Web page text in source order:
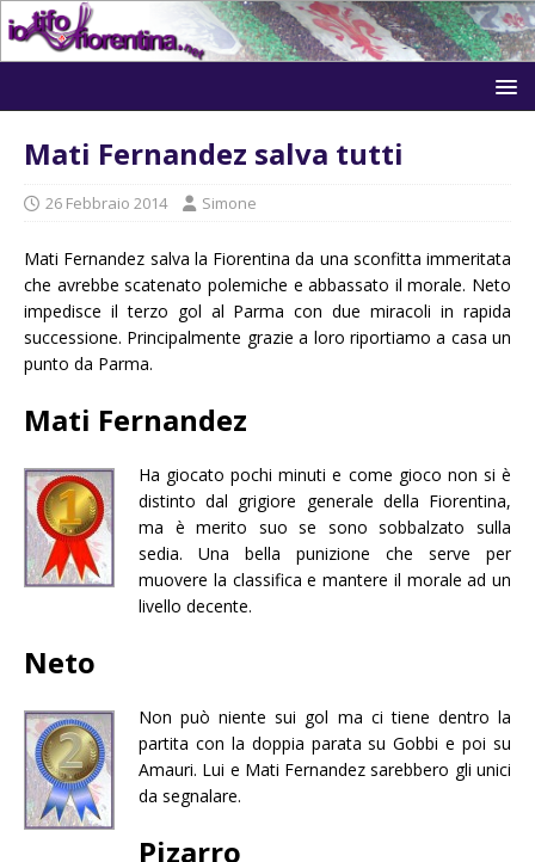
Mati Fernandez salva tutti
26 Febbraio 2014 Simone
Mati Fernandez salva la Fiorentina da una sconfitta immeritata
che avrebbe scatenato polemiche e abbassato il morale. Neto
impedisce il terzo gol al Parma con due miracoli in rapida
successione. Principalmente grazie a loro riportiamo a casa un
punto da Parma.
Mati Fernandez
Ha giocato pochi minuti e come gioco non si è
distinto dal grigiore generale della Fiorentina,
ma è merito suo se sono sobbalzato sulla
sedia. Una bella punizione che serve per
muovere la classifica e mantere il morale ad un
livello decente.
Neto
Non può niente sui gol ma ci tiene dentro la
partita con la doppia parata su Gobbi e poi su
Amauri. Lui e Mati Fernandez sarebbero gli unici
da segnalare.
Pizarro